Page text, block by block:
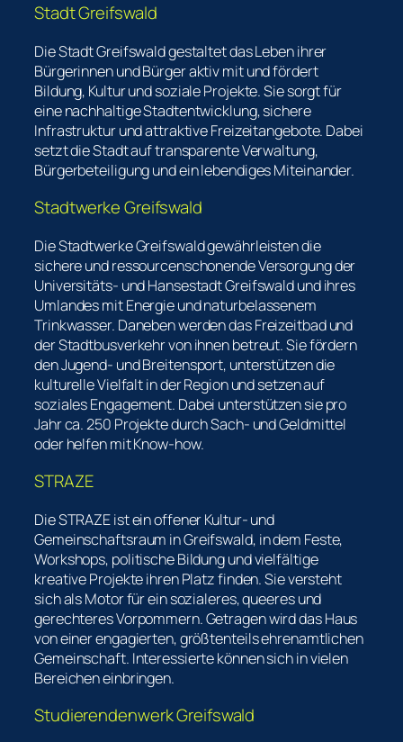
Stadt Greifswald
Die Stadt Greifswald gestaltet das Leben ihrer
Bürgerinnen und Bürger aktiv mit und fördert
Bildung, Kultur und soziale Projekte. Sie sorgt für
eine nachhaltige Stadtentwicklung, sichere
Infrastruktur und attraktive Freizeitangebote. Dabei
setzt die Stadt auf transparente Verwaltung,
Bürgerbeteiligung und ein lebendiges Miteinander.
Stadtwerke Greifswald
Die Stadtwerke Greifswald gewährleisten die
sichere und ressourcenschonende Versorgung der
Universitäts- und Hansestadt Greifswald und ihres
Umlandes mit Energie und naturbelassenem
Trinkwasser. Daneben werden das Freizeitbad und
der Stadtbusverkehr von ihnen betreut. Sie fördern
den Jugend- und Breitensport, unterstützen die
kulturelle Vielfalt in der Region und setzen auf
soziales Engagement. Dabei unterstützen sie pro
Jahr ca. 250 Projekte durch Sach- und Geldmittel
oder helfen mit Know-how.
STRAZE
Die STRAZE ist ein offener Kultur- und
Gemeinschaftsraum in Greifswald, in dem Feste,
Workshops, politische Bildung und vielfältige
kreative Projekte ihren Platz finden. Sie versteht
sich als Motor für ein sozialeres, queeres und
gerechteres Vorpommern. Getragen wird das Haus
von einer engagierten, größtenteils ehrenamtlichen
Gemeinschaft. Interessierte können sich in vielen
Bereichen einbringen.
Studierendenwerk Greifswald